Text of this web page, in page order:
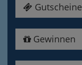
Gutscheine
Gewinnen